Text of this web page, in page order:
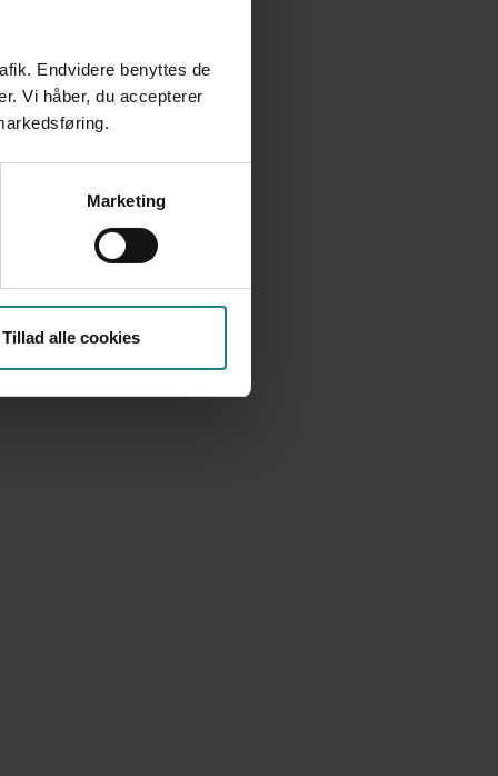
Endvidere benyttes de
Vi håber, du accepterer
Marketing
Tillad alle cookies
forbundsnæstformand